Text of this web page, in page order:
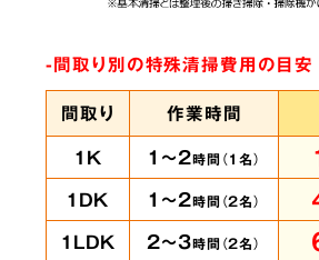
へご相談ください。弊社では世
います。
5 賃貸物件・ホテル
客室も承ります
-間取り別の特殊清掃費用の目安
間取り
作業時間
1K
1～2時間（1名）
1DK 1～2時間（2名）
1LDK 2～3時間（2名）